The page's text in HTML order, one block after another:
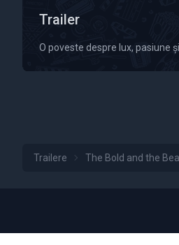
Trailer
O poveste despre lux, pasiune
Trailere The Bold and the